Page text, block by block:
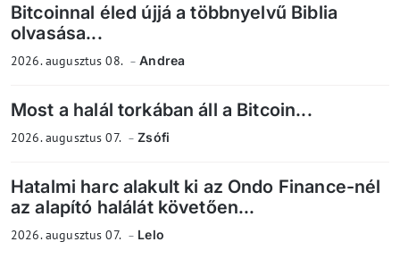
Bitcoinnal éled újjá a többnyelvű Biblia
olvasása...
2026. augusztus 08. Andrea
Most a halál torkában áll a Bitcoin...
2026. augusztus 07. Zsófi
Hatalmi harc alakult ki az Ondo Finance-nél
az alapító halálát követően...
2026. augusztus 07. Lelo